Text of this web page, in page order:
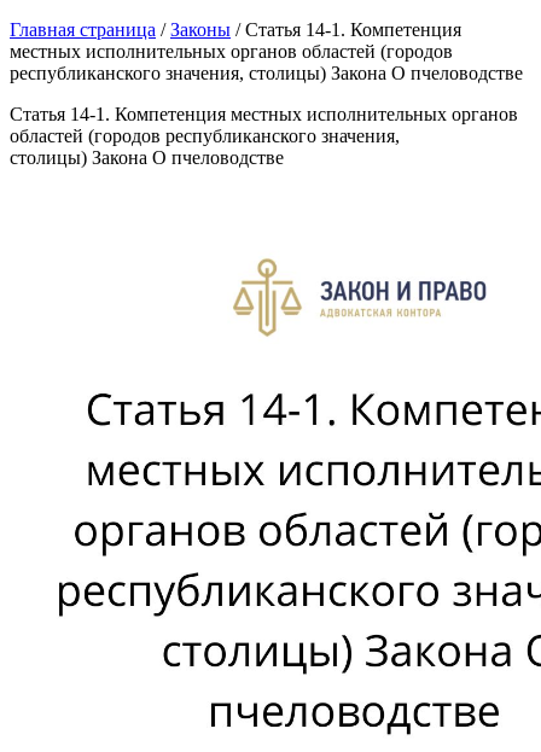
Главная страница /Законы /Статья 14-1. Компетенция
местных исполнительных органов областей (городов
республиканского значения, столицы) Закона О пчеловодстве
Статья 14-1. Компетенция местных исполнительных органов
областей (городов республиканского значения,
столицы) Закона О пчеловодстве